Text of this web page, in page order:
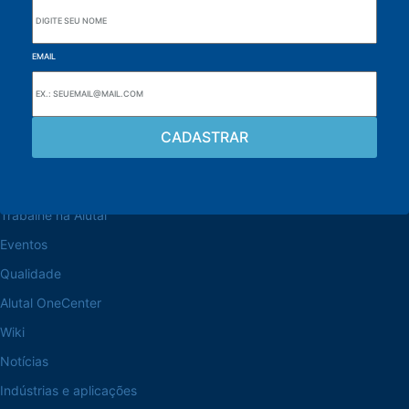
EMAIL
Trabalhe na Alutal
Eventos
Qualidade
Alutal OneCenter
Wiki
Notícias
Indústrias e aplicações